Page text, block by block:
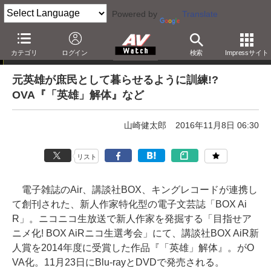
Powered by Translate
カテゴリ ログイン 検索 Impressサイト
「Blu-ray発売日一覧」の更新情報
元英雄が庶民として暮らせるように訓練!?
OVA『「英雄」解体』など
山崎健太郎 2016年11月8日 06:30
リスト
電子雑誌のAir、講談社BOX、キングレコードが連携し
て創刊された、新人作家特化型の電子文芸誌「BOX Ai
R」。ニコニコ生放送で新人作家を発掘する「目指せア
ニメ化! BOX AiRニコ生選考会」にて、講談社BOX AiR新
人賞を2014年度に受賞した作品『「英雄」解体』。がO
VA化。11月23日にBlu-rayとDVDで発売される。